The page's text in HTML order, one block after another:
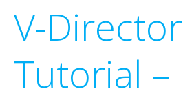
V-Director
Tutorial –